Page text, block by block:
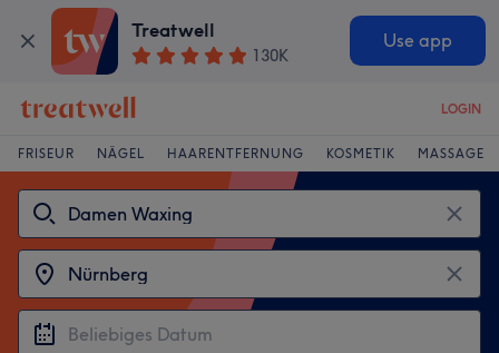
Treatwell
130K
Use app
LOGIN
FRISEUR NÄGEL HAARENTFERNUNG KOSMETIK MASSAGE